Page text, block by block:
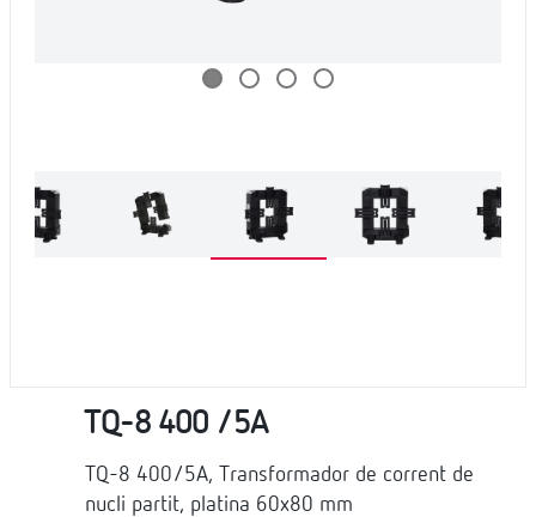
TQ-8 400 /5A
TQ-8 400/5A, Transformador de corrent de
nucli partit, platina 60x80 mm